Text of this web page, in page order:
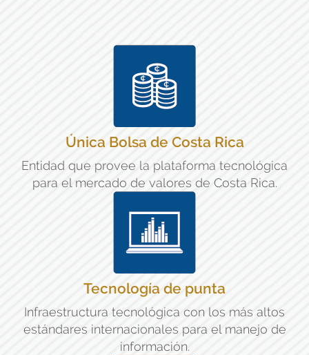
Única Bolsa de Costa Rica
Entidad que provee la plataforma tecnológica
para el mercado de valores de Costa Rica.
Tecnología de punta
Infraestructura tecnológica con los más altos
estándares internacionales para el manejo de
información.